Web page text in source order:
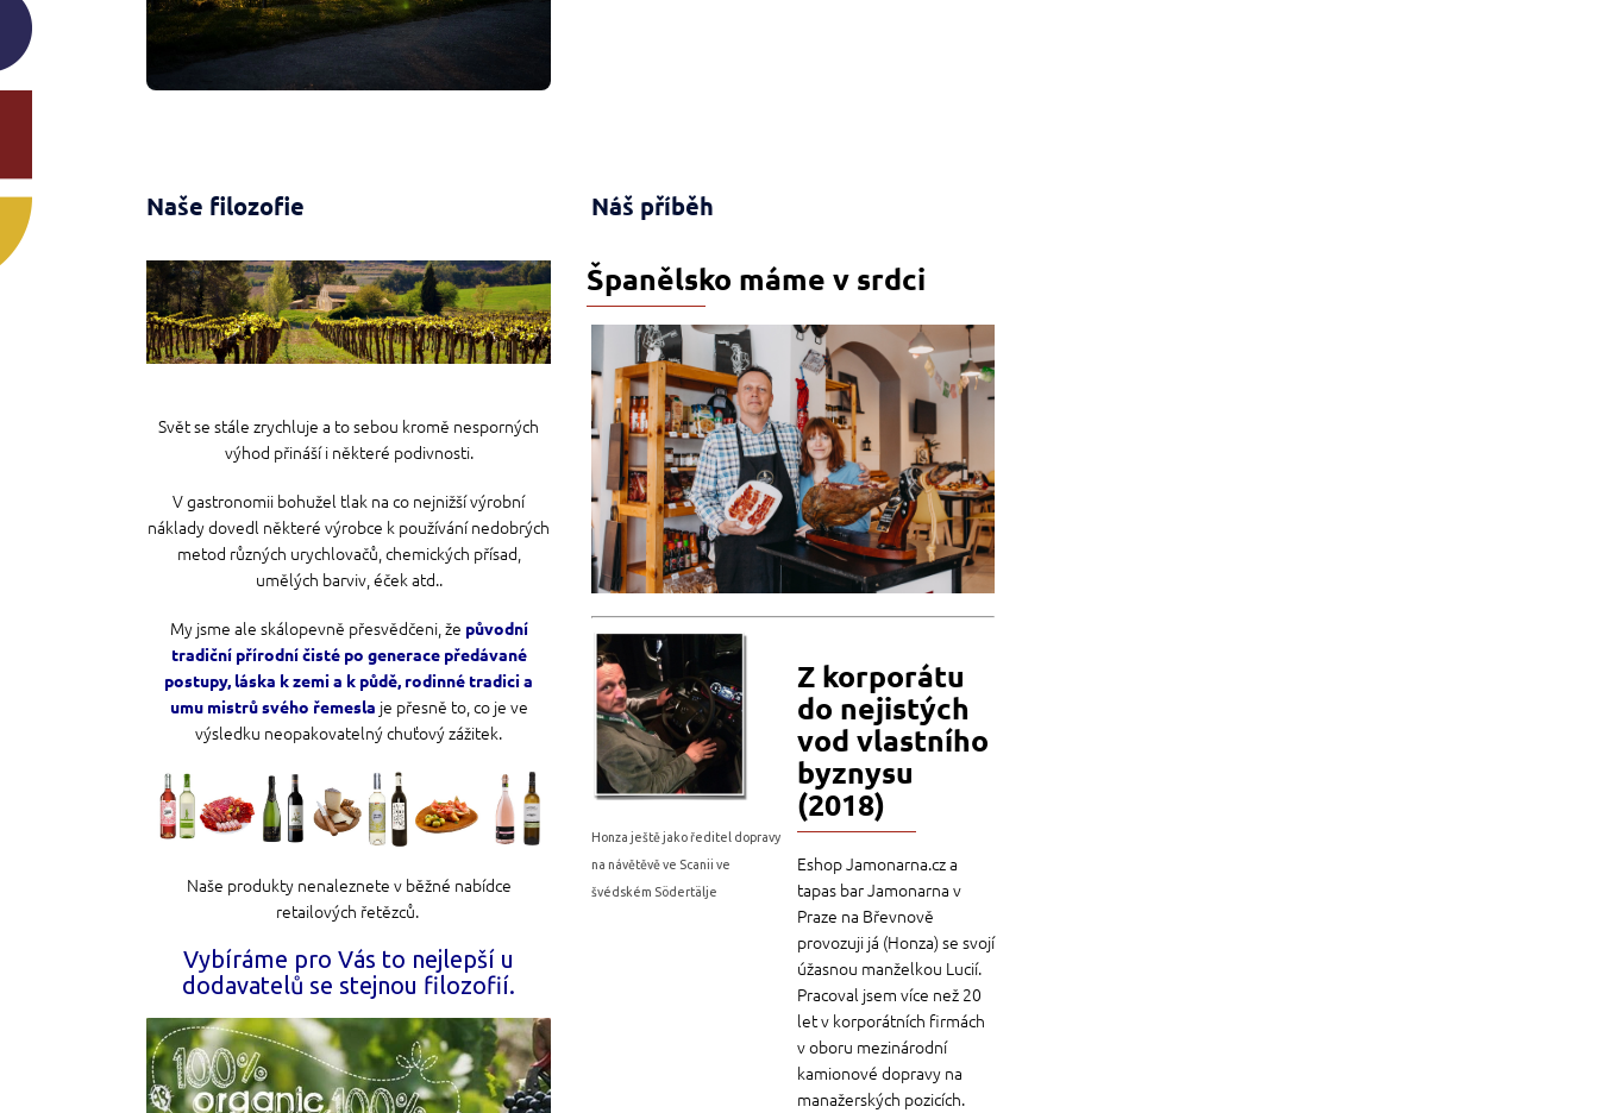
á
n
ů
Naše filozofie
Svět se stále zrychluje a to sebou kromě nesporných
výhod přináší i některé podivnosti.
V gastronomii bohužel tlak na co nejnižší výrobní
náklady dovedl některé výrobce k používání nedobrých
metod různých urychlovačů, chemických přísad,
umělých barviv, éček atd..
My jsme ale skálopevně přesvědčeni, že původní
tradiční přírodní čisté po generace předávané
postupy, láska k zemi a k půdě, rodinné tradici a
umu mistrů svého řemesla je přesně to, co je ve
výsledku neopakovatelný chuťový zážitek.
Naše produkty nenaleznete v běžné nabídce
retailových řetězců.
Vybíráme pro Vás to nejlepší u
dodavatelů se stejnou filozofií.
Náš příběh
Španělsko máme v srdci
Honza ještě jako ředitel dopravy
na návětěvě ve Scanii ve
švédském Södertälje
Z korporátu
do nejistých
vod vlastního
byznysu
(2018)
Eshop Jamonarna.cz a
tapas bar Jamonarna v
Praze na Břevnově
provozuji já (Honza) se svojí
úžasnou manželkou Lucií.
Pracoval jsem více než 20
let v korporátních firmách
v oboru mezinárodní
kamionové dopravy na
manažerských pozicích.